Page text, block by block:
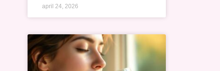
april 24, 2026